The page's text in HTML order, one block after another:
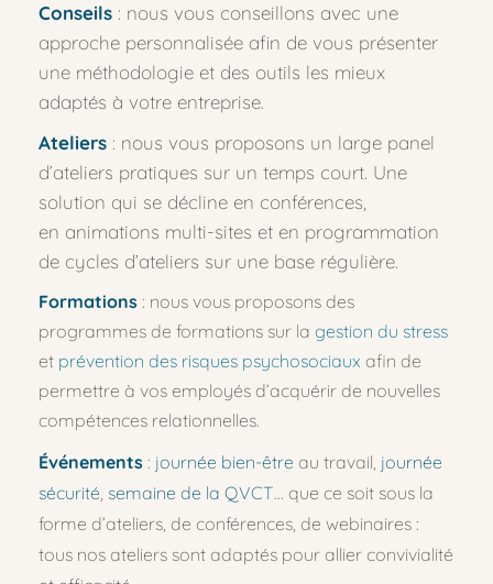
Conseils : nous vous conseillons avec une
approche personnalisée afin de vous présenter
une méthodologie et des outils les mieux
adaptés à votre entreprise.
Ateliers : nous vous proposons un large panel
d’ateliers pratiques sur un temps court. Une
solution qui se décline en conférences,
en animations multi-sites et en programmation
de cycles d’ateliers sur une base régulière.
Formations : nous vous proposons des
programmes de formations sur la
et prévention des risques psychosociaux afin de
permettre à vos employés d’acquérir de nouvelles
compétences relationnelles.
Événements : journée bien-être au travail, journée
sécurité, semaine de la QVCT… que ce soit sous la
forme d’ateliers, de conférences, de webinaires :
tous nos ateliers sont adaptés pour allier convivialité